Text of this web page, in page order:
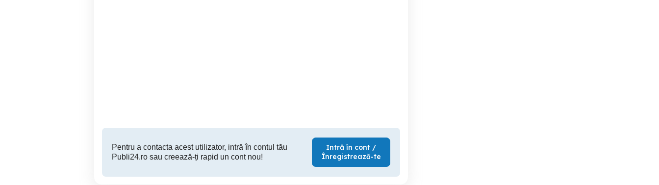
Pentru a contacta acest utilizator, intră în contul tău
Publi24.ro sau creează-ți rapid un cont nou!
Intră în cont /
Înregistrează-te